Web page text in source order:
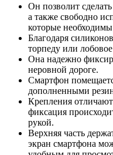
Он позволит
а также свободно
которые необходимы
Благодаря
торпеду или лобовое
Она надежно
неровной дороге.
Смартфон
дополненными
Крепления
фиксация
рукой.
Верхняя часть
экран смартфона